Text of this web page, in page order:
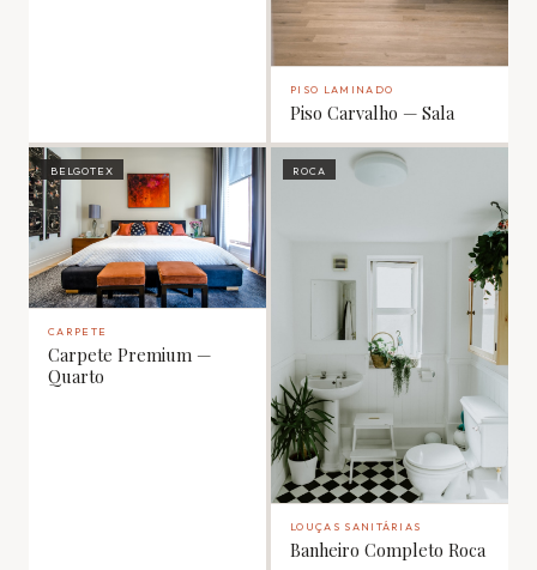
PISO LAMINADO
Piso Carvalho — Sala
BELGOTEX
CARPETE
Carpete Premium —
Quarto
ROCA
LOUÇAS SANITÁRIAS
Banheiro Completo Roca